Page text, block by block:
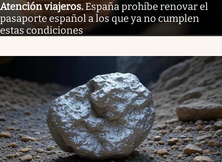
Atención viajeros. España prohíbe renovar el
pasaporte español a los que ya no cumplen
estas condiciones